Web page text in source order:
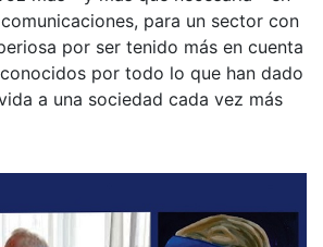
para un sector con
por ser tenido más en cuenta
por todo lo que han dado
a una sociedad cada vez más